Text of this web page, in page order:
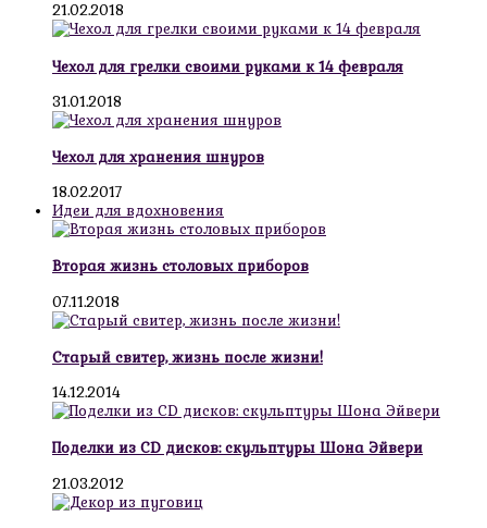
21.02.2018
Чехол для грелки своими руками к 14 февраля
31.01.2018
Чехол для хранения шнуров
18.02.2017
Идеи для вдохновения
Вторая жизнь столовых приборов
07.11.2018
Старый свитер, жизнь после жизни!
14.12.2014
Поделки из CD дисков: скульптуры Шона Эйвери
21.03.2012